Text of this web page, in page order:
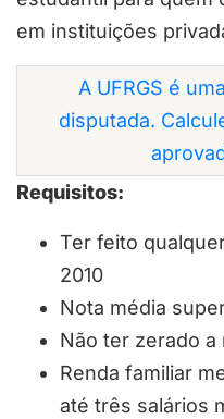
em instituições
A UFRGS é
disputada.
Requisitos:
Ter feito
2010
Nota média
Não ter zerado a
Renda familiar
até três salários